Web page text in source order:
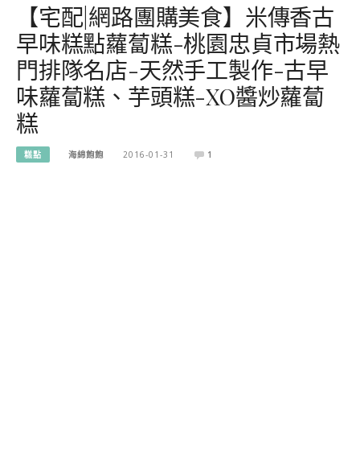
【宅配|網路團購美食】米傳香古
早味糕點蘿蔔糕-桃園忠貞市場熱
門排隊名店-天然手工製作-古早
味蘿蔔糕、芋頭糕-XO醬炒蘿蔔
糕
糕點 海綿飽飽 2016-01-31 1